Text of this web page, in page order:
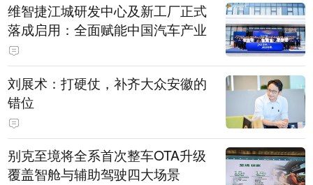
维智捷江城研发中心及新工厂正式
落成启用：全面赋能中国汽车产业
刘展术：打硬仗，补齐大众安徽的
错位
别克至境将全系首次整车OTA升级
覆盖智舱与辅助驾驶四大场景